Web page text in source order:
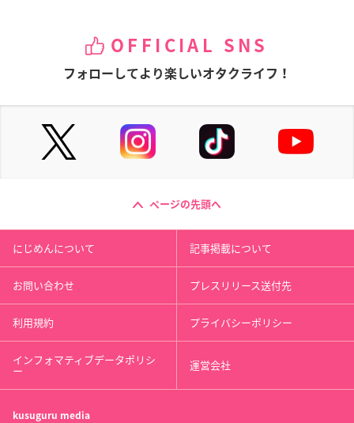
OFFICIAL SNS
フォローしてより楽しいオタクライフ！
ページの先頭へ
にじめんについて 記事掲載について
お問い合わせ プレスリリース送付先
利用規約 プライバシーポリシー
インフォマティブデータポリシ
ー 運営会社
kusuguru media